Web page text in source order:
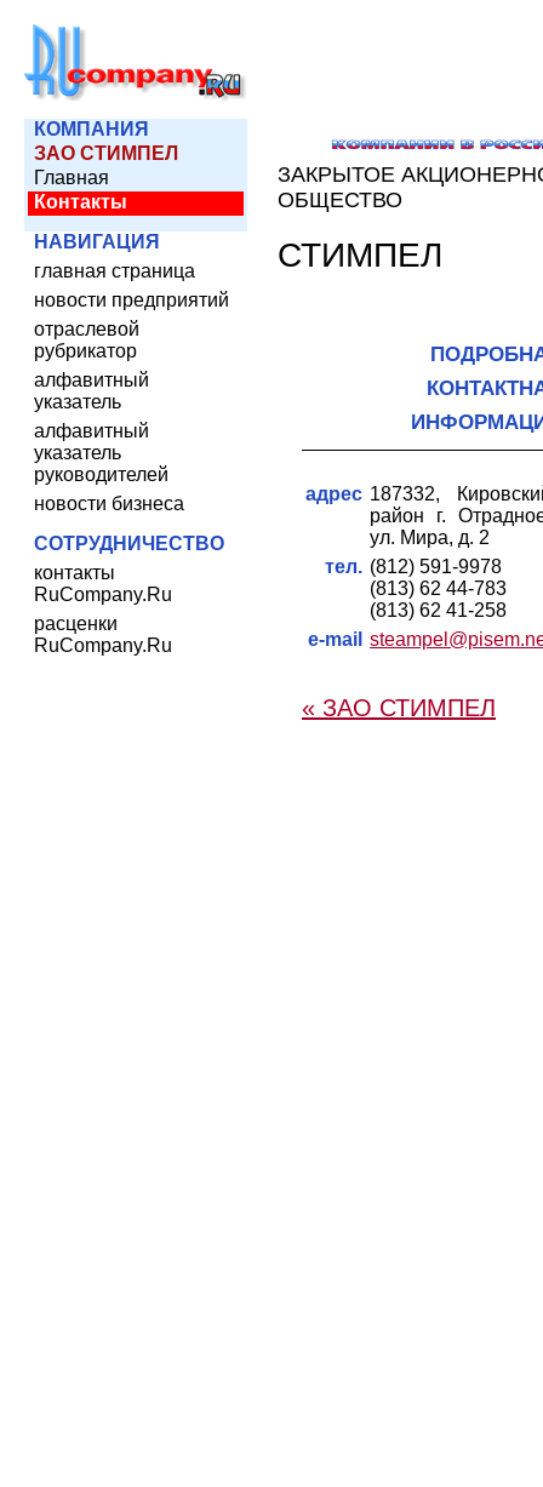
КОМПАНИЯ
ЗАО СТИМПЕЛ
Главная
Контакты
НАВИГАЦИЯ
главная страница
новости предприятий
отраслевой
рубрикатор
алфавитный
указатель
алфавитный
указатель
руководителей
новости бизнеса
СОТРУДНИЧЕСТВО
контакты
RuCompany.Ru
расценки
RuCompany.Ru
ЗАКРЫТОЕ
ОБЩЕСТВО
СТИМПЕЛ
адрес 187332,
район г.
ул. Мира, д. 2
тел. (812) 591-9978
(813) 62 44-783
(813) 62 41-258
e-mail
« ЗАО СТИМПЕЛ